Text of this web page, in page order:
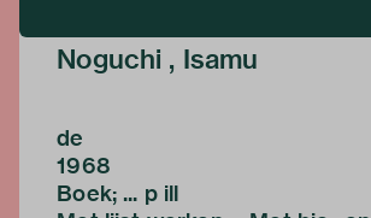
Noguchi , Isamu
de
1968
Boek; ... p ill